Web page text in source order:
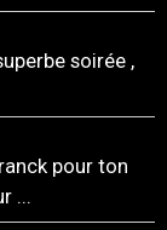
soirée ,
pour ton
...